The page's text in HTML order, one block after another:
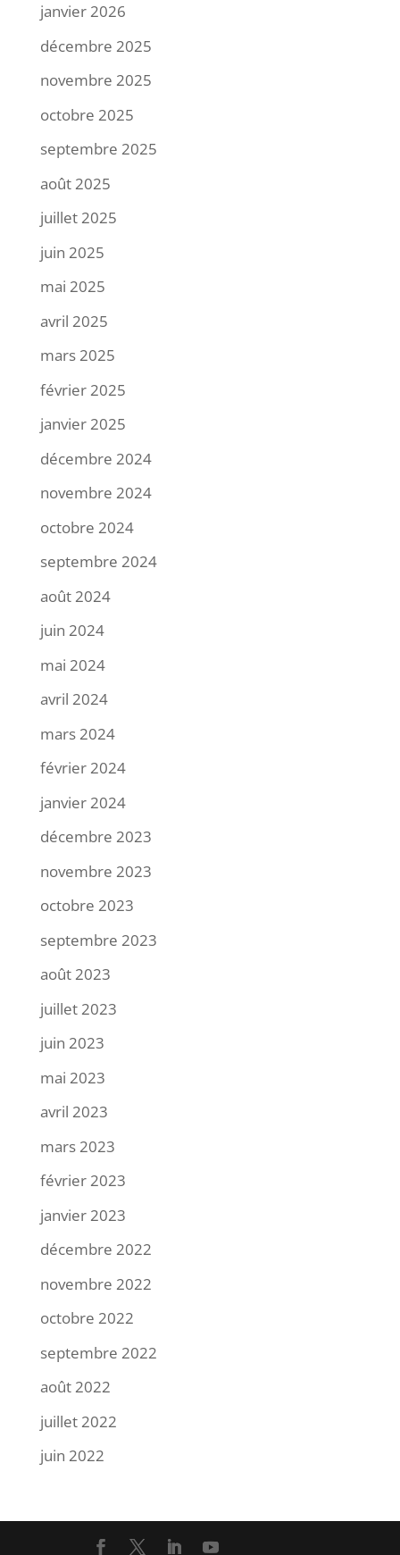
janvier 2026
décembre 2025
novembre 2025
octobre 2025
septembre 2025
août 2025
juillet 2025
juin 2025
mai 2025
avril 2025
mars 2025
février 2025
janvier 2025
décembre 2024
novembre 2024
octobre 2024
septembre 2024
août 2024
juin 2024
mai 2024
avril 2024
mars 2024
février 2024
janvier 2024
décembre 2023
novembre 2023
octobre 2023
septembre 2023
août 2023
juillet 2023
juin 2023
mai 2023
avril 2023
mars 2023
février 2023
janvier 2023
décembre 2022
novembre 2022
octobre 2022
septembre 2022
août 2022
juillet 2022
juin 2022